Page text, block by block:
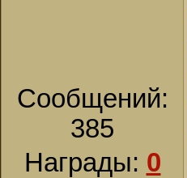
Сообщений:
385
Награды: 0